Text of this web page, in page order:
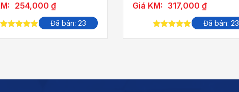
254,000 ₫
5
Đã bán: 23
Giá KM: 317,000 ₫
5
Đã bán: 23